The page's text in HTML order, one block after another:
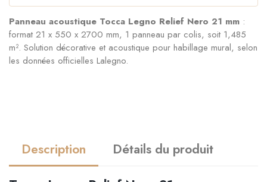
Panneau acoustique Tocca Legno Relief Nero 21 mm :
format 21 x 550 x 2700 mm, 1 panneau par colis, soit 1,485
m². Solution décorative et acoustique pour habillage mural, selon
les données officielles Lalegno.
Description Détails du produit